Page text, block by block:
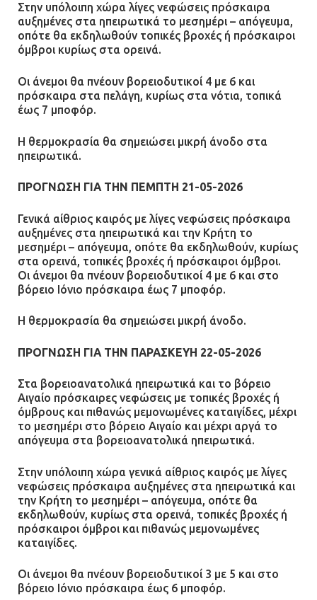
Στην υπόλοιπη χώρα λίγες νεφώσεις πρόσκαιρα
αυξημένες στα ηπειρωτικά το μεσημέρι – απόγευμα,
οπότε θα εκδηλωθούν τοπικές βροχές ή πρόσκαιροι
όμβροι κυρίως στα ορεινά.
Οι άνεμοι θα πνέουν βορειοδυτικοί 4 με 6 και
πρόσκαιρα στα πελάγη, κυρίως στα νότια, τοπικά
έως 7 μποφόρ.
Η θερμοκρασία θα σημειώσει μικρή άνοδο στα
ηπειρωτικά.
ΠΡΟΓΝΩΣΗ ΓΙΑ ΤΗΝ ΠΕΜΠΤΗ 21-05-2026
Γενικά αίθριος καιρός με λίγες νεφώσεις πρόσκαιρα
αυξημένες στα ηπειρωτικά και την Κρήτη το
μεσημέρι – απόγευμα, οπότε θα εκδηλωθούν, κυρίως
στα ορεινά, τοπικές βροχές ή πρόσκαιροι όμβροι.
Οι άνεμοι θα πνέουν βορειοδυτικοί 4 με 6 και στο
βόρειο Ιόνιο πρόσκαιρα έως 7 μποφόρ.
Η θερμοκρασία θα σημειώσει μικρή άνοδο.
ΠΡΟΓΝΩΣΗ ΓΙΑ ΤΗΝ ΠΑΡΑΣΚΕΥΗ 22-05-2026
Στα βορειοανατολικά ηπειρωτικά και το βόρειο
Αιγαίο πρόσκαιρες νεφώσεις με τοπικές βροχές ή
όμβρους και πιθανώς μεμονωμένες καταιγίδες, μέχρι
το μεσημέρι στο βόρειο Αιγαίο και μέχρι αργά το
απόγευμα στα βορειοανατολικά ηπειρωτικά.
Στην υπόλοιπη χώρα γενικά αίθριος καιρός με λίγες
νεφώσεις πρόσκαιρα αυξημένες στα ηπειρωτικά και
την Κρήτη το μεσημέρι – απόγευμα, οπότε θα
εκδηλωθούν, κυρίως στα ορεινά, τοπικές βροχές ή
πρόσκαιροι όμβροι και πιθανώς μεμονωμένες
καταιγίδες.
Οι άνεμοι θα πνέουν βορειοδυτικοί 3 με 5 και στο
βόρειο Ιόνιο πρόσκαιρα έως 6 μποφόρ.